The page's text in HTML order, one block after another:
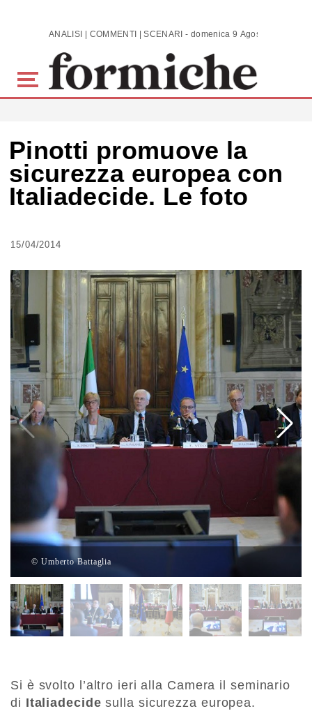
Skip to main content ANALISI | COMMENTI | SCENARI - domenica 9 Agosto 2026
Pinotti promuove la
sicurezza europea con
Italiadecide. Le foto
15/04/2014
© Umberto Battaglia
Si è svolto l’altro ieri alla Camera il seminario
di Italiadecide sulla sicurezza europea.